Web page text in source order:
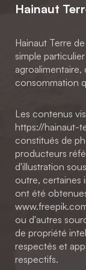
Hainaut
Hainaut Terre
simple
agroalimentaire,
consommation
Les contenus
https://hainaut-
constitués de
producteurs
d'illustration
outre, certaines
ont été
ou d'autres
de propriété
respectés et
respectifs.